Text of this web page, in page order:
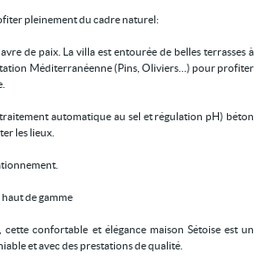
pleinement du cadre naturel:
de paix. La villa est entourée de belles terrasses à
Méditerranéenne (Pins, Oliviers…) pour profiter
automatique au sel et régulation pH) béton
les lieux.
de gamme
confortable et élégance maison Sétoise est un
et avec des prestations de qualité.